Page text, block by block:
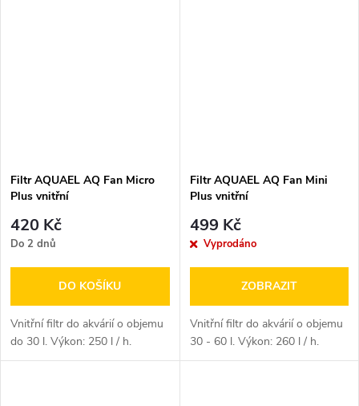
Filtr AQUAEL AQ Fan Micro
Plus vnitřní
420 Kč
Do 2 dnů
DO KOŠÍKU
Vnitřní filtr do akvárií o objemu
do 30 l. Výkon: 250 l / h.
Filtr AQUAEL AQ Fan Mini
Plus vnitřní
499 Kč
Vyprodáno
ZOBRAZIT
Vnitřní filtr do akvárií o objemu
30 - 60 l. Výkon: 260 l / h.